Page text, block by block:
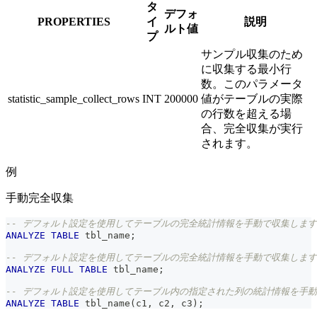
PROPERTIES
タ
イ
プ
デフォ
ルト値
説明
statistic_sample_collect_rows INT 200000
サンプル収集のため
に収集する最小行
数。このパラメータ
値がテーブルの実際
の行数を超える場
合、完全収集が実行
されます。
例
手動完全収集
-- デフォルト設定を使用してテーブルの完全統計情報を手動で収集しま
ANALYZE TABLE tbl_name ;
-- デフォルト設定を使用してテーブルの完全統計情報を手動で収集しま
ANALYZE
FULL TABLE tbl_name ;
-- デフォルト設定を使用してテーブル内の指定された列の統計情報を手
ANALYZE TABLE tbl_name ( c1 , c2 , c3 ) ;